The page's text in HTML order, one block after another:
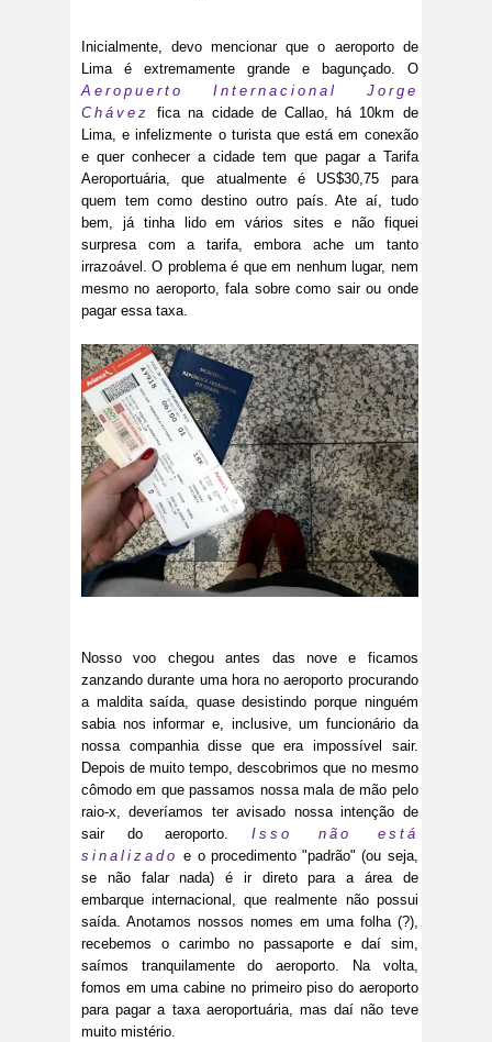
Inicialmente, devo mencionar que o aeroporto de
Lima é extremamente grande e bagunçado. O
Aeropuerto Internacional Jorge
Chávez
fica na cidade de Callao, há 10km de
Lima, e infelizmente o turista que está em conexão
e quer conhecer a cidade tem que pagar a Tarifa
Aeroportuária, que atualmente é ​US$30,75 para
quem tem como destino outro país. Ate aí, tudo
bem, já tinha lido em vários sites e não fiquei
surpresa com a tarifa, embora ache um tanto
irrazoável. O problema é que em nenhum lugar, nem
mesmo no aeroporto, fala sobre como sair ou onde
pagar essa taxa.
Nosso voo chegou antes das nove e ficamos
zanzando durante uma hora no aeroporto procurando
a maldita saída, quase desistindo porque ninguém
sabia nos informar e, inclusive, um funcionário da
nossa companhia disse que era impossível sair.
Depois de muito tempo, descobrimos que no mesmo
cômodo em que passamos nossa mala de mão pelo
raio-x, deveríamos ter avisado nossa intenção de
sair do aeroporto.Isso não está
sinalizado e o procedimento "padrão" (ou seja,
se não falar nada) é ir direto para a área de
embarque internacional, que realmente não possui
saída. Anotamos nossos nomes em uma folha (?),
recebemos o carimbo no passaporte e daí sim,
saímos tranquilamente do aeroporto. Na volta,
fomos em uma cabine no primeiro piso do aeroporto
para pagar a taxa aeroportuária, mas daí não teve
muito mistério.